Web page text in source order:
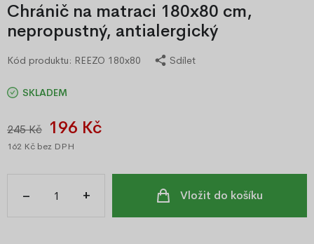
Chránič na matraci 180x80 cm,
nepropustný, antialergický
Kód produktu: REEZO 180x80 Sdílet
SKLADEM
245 Kč 196 Kč
162 Kč bez DPH
– + Vložit do košíku